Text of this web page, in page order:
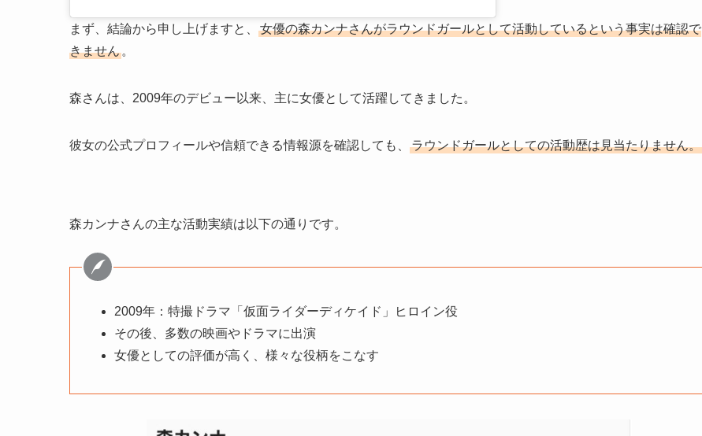
まず、結論から申し上げますと、
女優の森カンナさんがラウンドガールとして活動しているという事実は確認で
きません 。
森さんは、2009年のデビュー以来、主に女優として活躍してきました。
彼女の公式プロフィールや信頼できる情報源を確認しても、 ラウンドガールとしての活動歴は見当たりません。
森カンナさんの主な活動実績は以下の通りです。
2009年：特撮ドラマ「仮面ライダーディケイド」ヒロイン役
その後、多数の映画やドラマに出演
女優としての評価が高く、様々な役柄をこなす